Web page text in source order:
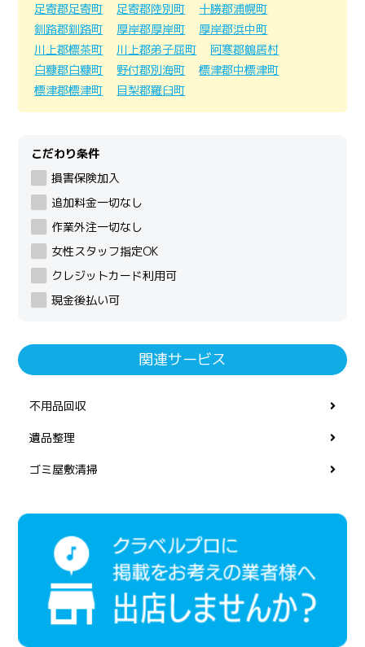
足寄郡足寄町
足寄郡陸別町
十勝郡浦幌町
釧路郡釧路町
厚岸郡厚岸町
厚岸郡浜中町
川上郡標茶町
川上郡弟子屈町
阿寒郡鶴居村
白糠郡白糠町
野付郡別海町
標津郡中標津町
標津郡標津町
目梨郡羅臼町
こだわり条件
損害保険加入
追加料金一切なし
作業外注一切なし
女性スタッフ指定OK
クレジットカード利用可
現金後払い可
関連サービス
不用品回収
遺品整理
ゴミ屋敷清掃